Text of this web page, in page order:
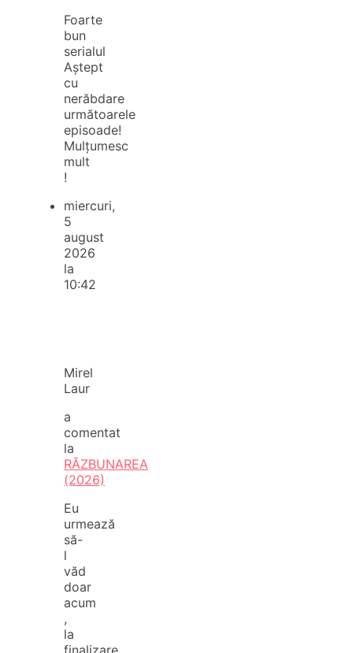
Foarte
bun
serialul
Aștept
cu
nerăbdare
următoarele
episoade!
Mulțumesc
mult
!
miercuri,
5
august
2026
la
10:42
Mirel
Laur
a
comentat
la
RĂZBUNAREA
(2026)
Eu
urmează
să-
l
văd
doar
acum
,
la
finalizare.